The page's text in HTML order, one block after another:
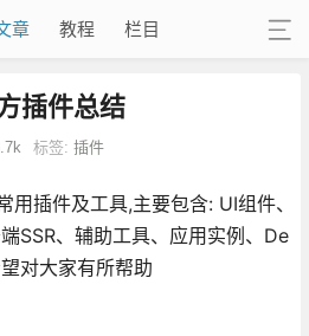
章 教程 栏目
插件总结
标签: 插件
插件及工具,主要包含: UI组件、
SSR、辅助工具、应用实例、De
对大家有所帮助